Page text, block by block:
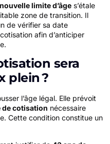
nouvelle limite d’âge s’étale
zone de transition. Il
de vérifier sa date
afin d’anticiper
sera
plein ?
l’âge légal. Elle prévoit
de cotisation nécessaire
Cette condition constitue un